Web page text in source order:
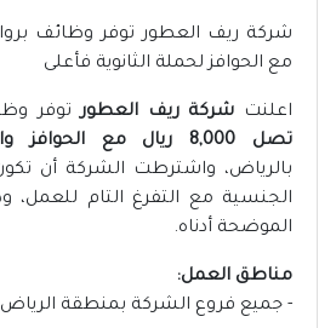
مع الحوافز لحملة الثانوية فأعلى
اعلنت شركة ريف العطورتوفر
تصل 8,000 ريال مع الحوافز والعمولات الشهرية
بالرياض، واشترطت الشركة أن
الجنسية مع التفرغ التام للعمل،
الموضحة أدناه.
مناطق العمل:
- جميع فروع الشركة بمنطقة